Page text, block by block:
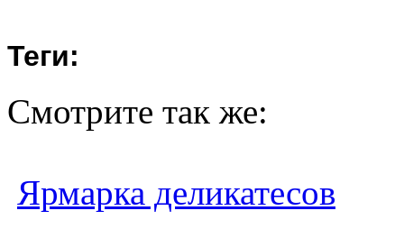
Теги:
Смотрите так же:
Ярмарка деликатесов